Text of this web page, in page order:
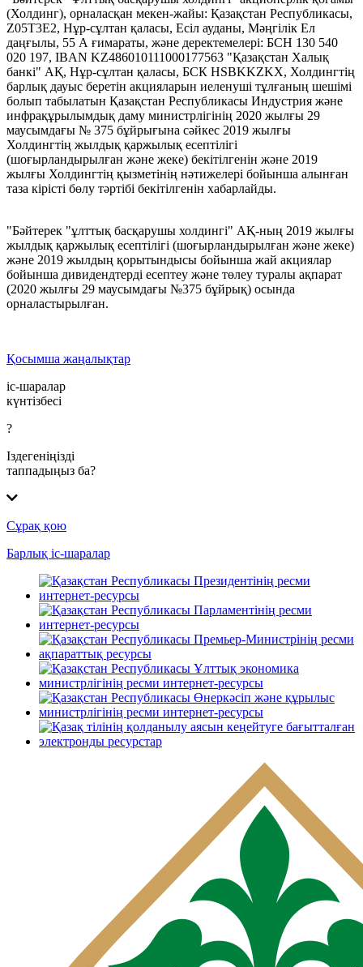
(Холдинг), орналасқан мекен-жайы: Қазақстан Республикасы,
Z05T3Е2, Нұр-сұлтан қаласы, Есіл ауданы, Мәңгілік Ел
даңғылы, 55 А ғимараты, және деректемелері: БСН 130 540
020 197, IBAN KZ486010111000177563 "Қазақстан Халық
банкі" АҚ, Нұр-сұлтан қаласы, БСК HSBKKZKX, Холдингтің
барлық дауыс беретін акцияларын иеленуші тұлғаның шешімі
болып табылатын Қазақстан Республикасы Индустрия және
инфрақұрылымдық даму министрлігінің 2020 жылғы 29
маусымдағы № 375 бұйрығына сәйкес 2019 жылғы
Холдингтің жылдық қаржылық есептілігі
(шоғырландырылған және жеке) бекітілгенін және 2019
жылғы Холдингтің қызметінің нәтижелері бойынша алынған
таза кірісті бөлу тәртібі бекітілгенін хабарлайды.
"Бәйтерек "ұлттық басқарушы холдингі" АҚ-ның 2019 жылғы
жылдық қаржылық есептілігі (шоғырландырылған және жеке)
және 2019 жылдың қорытындысы бойынша жай акциялар
бойынша дивидендтерді есептеу және төлеу туралы ақпарат
(2020 жылғы 29 маусымдағы №375 бұйрық) осында
орналастырылған.
Қосымша жаңалықтар
іс-шаралар
күнтізбесі
?
Іздегеніңізді
таппадыңыз ба?
Сұрақ қою
Барлық іс-шаралар